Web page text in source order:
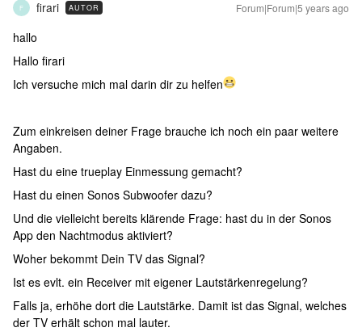
F firari AUTOR Forum|Forum|5 years ago
hallo
Hallo firari
Ich versuche mich mal darin dir zu helfen
Zum einkreisen deiner Frage brauche ich noch ein paar weitere
Angaben.
Hast du eine trueplay Einmessung gemacht?
Hast du einen Sonos Subwoofer dazu?
Und die vielleicht bereits klärende Frage: hast du in der Sonos
App den Nachtmodus aktiviert?
Woher bekommt Dein TV das Signal?
Ist es evlt. ein Receiver mit eigener Lautstärkenregelung?
Falls ja, erhöhe dort die Lautstärke. Damit ist das Signal, welches
der TV erhält schon mal lauter.